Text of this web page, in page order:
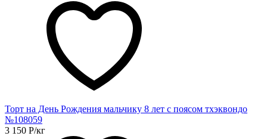
Торт на День Рождения мальчику 8 лет с поясом тхэквондо
№108059
3 150 Р/кг